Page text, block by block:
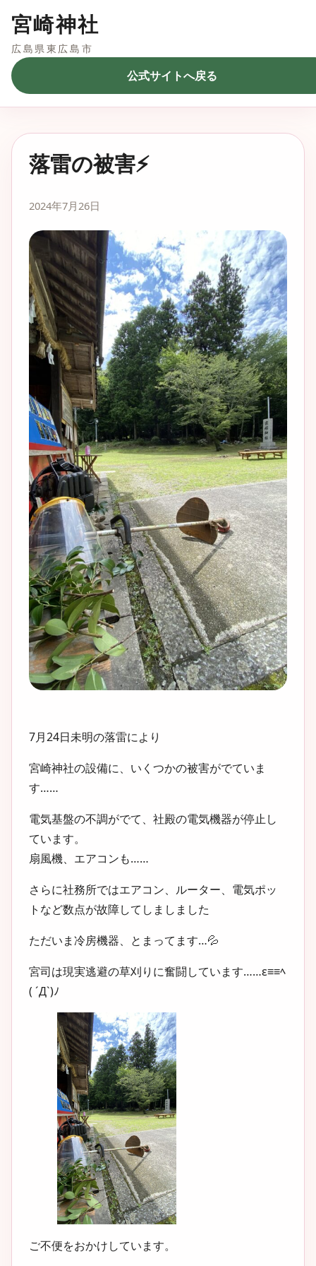
宮崎神社
広島県東広島市
公式サイトへ戻る
落雷の被害⚡️
2024年7月26日
7月24日未明の落雷により
宮崎神社の設備に、いくつかの被害がでていま
す……
電気基盤の不調がでて、社殿の電気機器が停止し
ています。
扇風機、エアコンも……
さらに社務所ではエアコン、ルーター、電気ポッ
トなど数点が故障してしましました
ただいま冷房機器、とまってます…💦
宮司は現実逃避の草刈りに奮闘しています……ε≡≡ﾍ
( ´Д`)ﾉ
ご不便をおかけしています。